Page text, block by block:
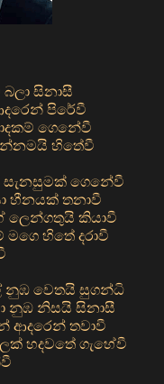
සිනාසී
පිරේවී
ගෙනේවී
හිතේවී
සැනසුමක් ගෙනේවී
හීනයක් තනාවී
ලෙන්ගතුයි කියාවී
හිතේ දරාවී
නුඹ වෙතයි සුගන්ධි
නුඹ නිසයි සිනාසී
ආදරෙන් තවාවී
හදවතේ ගැහේවී